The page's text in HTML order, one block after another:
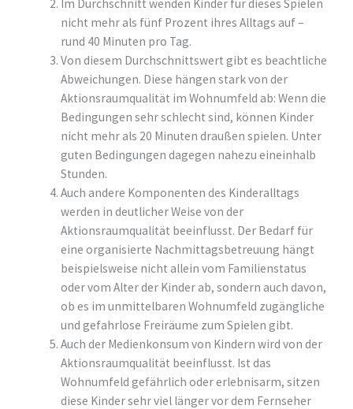
Im Durchschnitt wenden Kinder für dieses Spielen
nicht mehr als fünf Prozent ihres Alltags auf –
rund 40 Minuten pro Tag.
Von diesem Durchschnittswert gibt es beachtliche
Abweichungen. Diese hängen stark von der
Aktionsraumqualität im Wohnumfeld ab: Wenn die
Bedingungen sehr schlecht sind, können Kinder
nicht mehr als 20 Minuten draußen spielen. Unter
guten Bedingungen dagegen nahezu eineinhalb
Stunden.
Auch andere Komponenten des Kinderalltags
werden in deutlicher Weise von der
Aktionsraumqualität beeinflusst. Der Bedarf für
eine organisierte Nachmittagsbetreuung hängt
beispielsweise nicht allein vom Familienstatus
oder vom Alter der Kinder ab, sondern auch davon,
ob es im unmittelbaren Wohnumfeld zugängliche
und gefahrlose Freiräume zum Spielen gibt.
Auch der Medienkonsum von Kindern wird von der
Aktionsraumqualität beeinflusst. Ist das
Wohnumfeld gefährlich oder erlebnisarm, sitzen
diese Kinder sehr viel länger vor dem Fernseher